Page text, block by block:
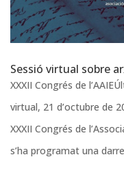
Sessió virtual sobre
XXXII Congrés de
virtual, 21 d’octubre de
XXXII Congrés de
s’ha programat una